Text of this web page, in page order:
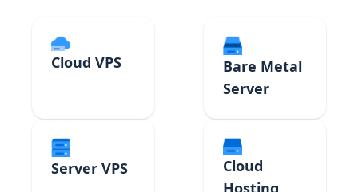
Cloud VPS
Bare Metal
Server
Server VPS
Cloud
Hosting